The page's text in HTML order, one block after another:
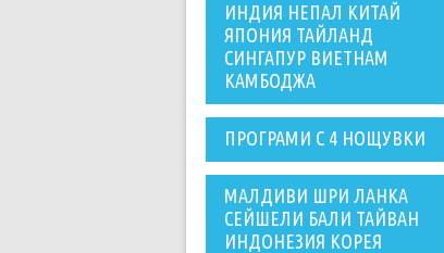
ИНДИЯ НЕПАЛ КИТАЙ
ЯПОНИЯ ТАЙЛАНД
СИНГАПУР ВИЕТНАМ
КАМБОДЖА
ПРОГРАМИ С 4 НОЩУВКИ
МАЛДИВИ ШРИ ЛАНКА
СЕЙШЕЛИ БАЛИ ТАЙВАН
ИНДОНЕЗИЯ КОРЕЯ